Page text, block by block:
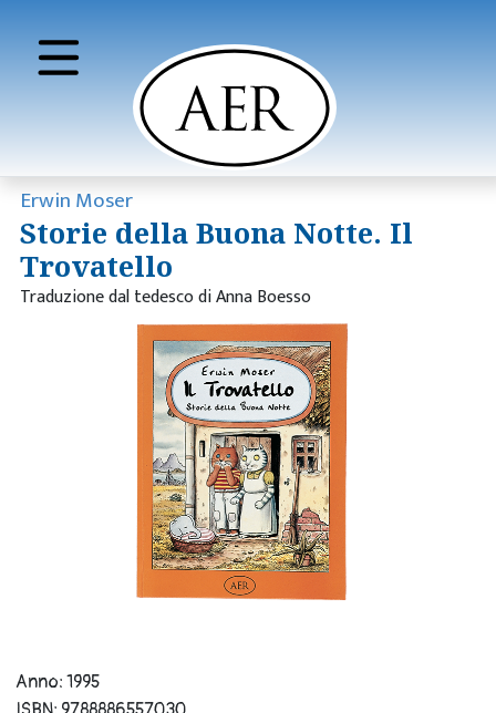
Erwin Moser
Storie della Buona Notte. Il
Trovatello
Traduzione dal tedesco di Anna Boesso
Anno: 1995